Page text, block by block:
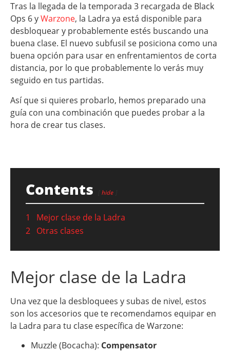
Tras la llegada de la temporada 3 recargada de Black
Ops 6 yWarzone, la Ladra ya está disponible para
desbloquear y probablemente estés buscando una
buena clase. El nuevo subfusil se posiciona como una
buena opción para usar en enfrentamientos de corta
distancia, por lo que probablemente lo verás muy
seguido en tus partidas.
Así que si quieres probarlo, hemos preparado una
guía con una combinación que puedes probar a la
hora de crear tus clases.
Contents hide
1
Mejor clase de la Ladra
2 Otras clases
Mejor clase de la Ladra
Una vez que la desbloquees y subas de nivel, estos
son los accesorios que te recomendamos equipar en
la Ladra para tu clase específica de Warzone:
Muzzle (Bocacha): Compensator